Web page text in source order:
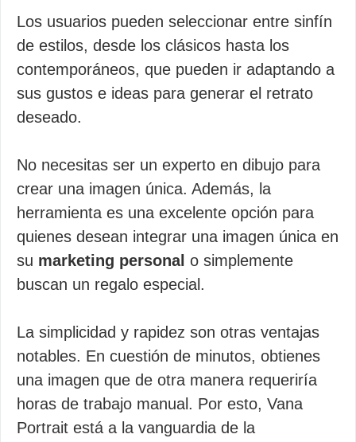
Los usuarios pueden seleccionar entre sinfín
de estilos, desde los clásicos hasta los
contemporáneos, que pueden ir adaptando a
sus gustos e ideas para generar el retrato
deseado.
No necesitas ser un experto en dibujo para
crear una imagen única. Además, la
herramienta es una excelente opción para
quienes desean integrar una imagen única en
su marketing personal o simplemente
buscan un regalo especial.
La simplicidad y rapidez son otras ventajas
notables. En cuestión de minutos, obtienes
una imagen que de otra manera requeriría
horas de trabajo manual. Por esto, Vana
Portrait está a la vanguardia de la